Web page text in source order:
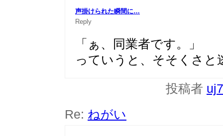
声掛けられた瞬間に…
Reply
「ぁ、同業者です。」
っていうと、そそくさと
投稿者
Re: ねがい